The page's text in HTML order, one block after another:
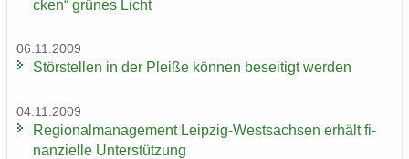
cken“ grü­nes Licht
06.11.2009
Stör­stel­len in der Plei­ße kön­nen be­sei­tigt wer­den
04.11.2009
Re­gio­nal­ma­nage­ment Leipzig-​Westsachsen er­hält fi­
nan­zi­el­le Un­ter­stüt­zung